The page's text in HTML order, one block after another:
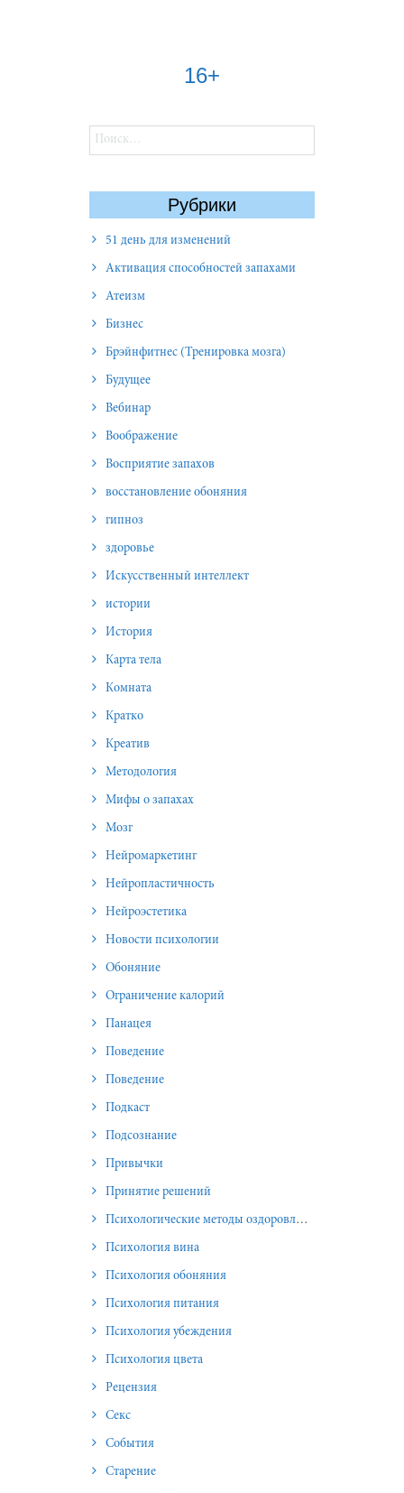
16+
Найти:
Рубрики
51 день для изменений
Активация способностей запахами
Атеизм
Бизнес
Брэйнфитнес (Тренировка мозга)
Будущее
Вебинар
Воображение
Восприятие запахов
восстановление обоняния
гипноз
здоровье
Искусственный интеллект
истории
История
Карта тела
Комната
Кратко
Креатив
Методология
Мифы о запахах
Мозг
Нейромаркетинг
Нейропластичность
Нейроэстетика
Новости психологии
Обоняние
Ограничение калорий
Панацея
Поведение
Поведение
Подкаст
Подсознание
Привычки
Принятие решений
Психологические методы оздоровления и омоложения
Психология вина
Психология обоняния
Психология питания
Психология убеждения
Психология цвета
Рецензия
Секс
События
Старение